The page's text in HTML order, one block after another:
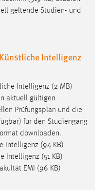
geltende Studien- und
Intelligenz
Intelligenz (2 MB)
aktuell gültigen
Prüfungsplan und die
für den Studiengang
downloaden.
Intelligenz (94 KB)
Intelligenz (51 KB)
EMI (96 KB)